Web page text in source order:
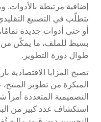
إضافية مرتبطة بالأدوات.
تتطلّب في التصنيع
أو حتى أدوات جديدة
بسيط للملف، ما يمكّن من
طوال دورة التطوير.
تصبح المزايا
المبكرة من تطوير
التصميمية المتعددة
استكشاف عدد كبير من